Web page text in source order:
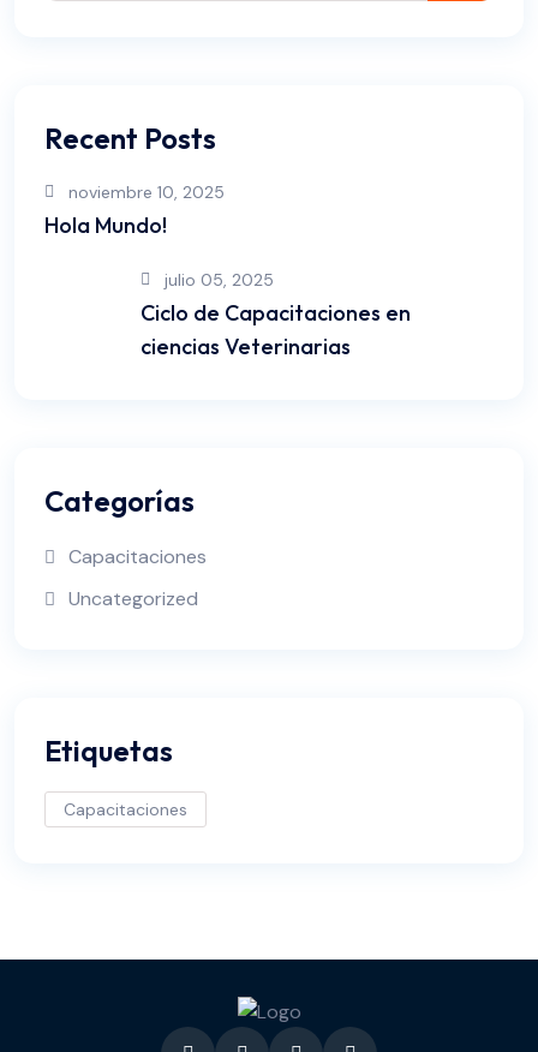
Recent Posts
noviembre 10, 2025
Hola Mundo!
julio 05, 2025
Ciclo de Capacitaciones en
ciencias Veterinarias
Categorías
Capacitaciones
Uncategorized
Etiquetas
Capacitaciones